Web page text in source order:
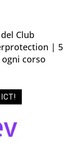
Club
| 5
corso